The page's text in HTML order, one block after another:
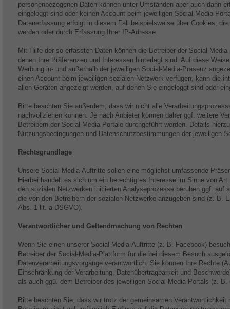
personenbezogenen Daten können unter Umständen aber auch dann
eingeloggt sind oder keinen Account beim jeweiligen Social-Media-
Datenerfassung erfolgt in diesem Fall beispielsweise über Cookies,
werden oder durch Erfassung Ihrer IP-Adresse.
Mit Hilfe der so erfassten Daten können die Betreiber der Social-
denen Ihre Präferenzen und Interessen hinterlegt sind. Auf diese
Werbung in- und außerhalb der jeweiligen Social-Media-Präsenz
einen Account beim jeweiligen sozialen Netzwerk verfügen, kann die
allen Geräten angezeigt werden, auf denen Sie eingeloggt sind oder
Bitte beachten Sie außerdem, dass wir nicht alle
nachvollziehen können. Je nach Anbieter können daher ggf. weitere
Betreibern der Social-Media-Portale durchgeführt werden. Details
Nutzungsbedingungen und Datenschutzbestimmungen der jeweiligen
Rechtsgrundlage
Unsere Social-Media-Auftritte sollen eine möglichst umfassende
Hierbei handelt es sich um ein berechtigtes Interesse im Sinne von
den sozialen Netzwerken initiierten Analyseprozesse beruhen ggf. auf
die von den Betreibern der sozialen Netzwerke anzugeben sind (z. B.
Abs. 1 lit. a DSGVO).
Verantwortlicher und Geltendmachung von Rechten
Wenn Sie einen unserer Social-Media-Auftritte (z. B. Facebook)
Betreiber der Social-Media-Plattform für die bei diesem Besuch
Datenverarbeitungsvorgänge verantwortlich. Sie können Ihre Rechte
Einschränkung der Verarbeitung, Datenübertragbarkeit und
als auch ggü. dem Betreiber des jeweiligen Social-Media-Portals (z.
Bitte beachten Sie, dass wir trotz der gemeinsamen Verantwortlichkeit